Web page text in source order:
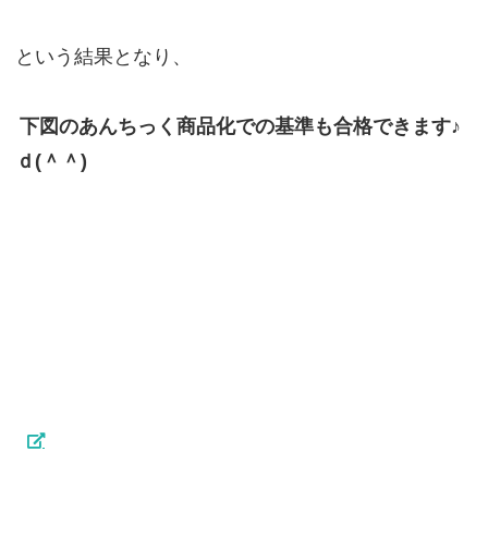
という結果となり、
下図のあんちっく商品化での基準も合格できます♪
ｄ(＾＾)